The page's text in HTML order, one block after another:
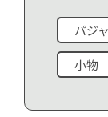
パジ
小物